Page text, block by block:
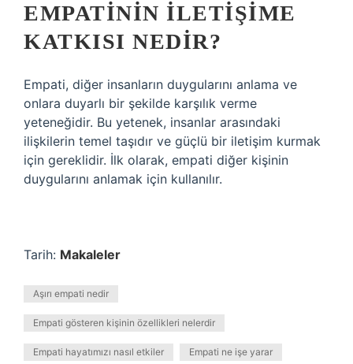
EMPATININ ILETIŞIME
KATKISI NEDIR?
Empati, diğer insanların duygularını anlama ve
onlara duyarlı bir şekilde karşılık verme
yeteneğidir. Bu yetenek, insanlar arasındaki
ilişkilerin temel taşıdır ve güçlü bir iletişim kurmak
için gereklidir. İlk olarak, empati diğer kişinin
duygularını anlamak için kullanılır.
Tarih: Makaleler
Aşırı empati nedir
Empati gösteren kişinin özellikleri nelerdir
Empati hayatımızı nasıl etkiler Empati ne işe yarar